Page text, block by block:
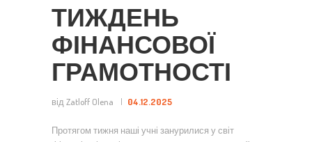
ТИЖДЕНЬ
ФІНАНСОВОЇ
ГРАМОТНОСТІ
від Zatloff Olena 04.12.2025
Протягом тижня наші учні занурилися у світ